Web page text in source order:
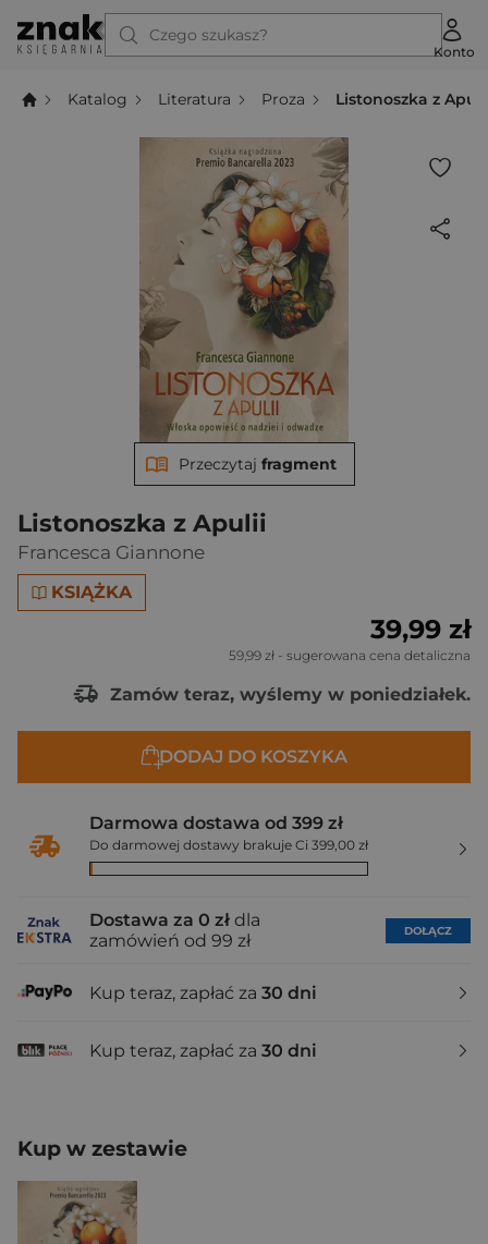
Czego szukasz?
Konto
Katalog Literatura Proza Listonoszka z
Listonoszka z Apulii
Francesca Giannone
KSIĄŻKA
Przeczytaj fragment
39,99 zł
59,99 zł - sugerowana cena detaliczna
Zamów teraz, wyślemy w poniedziałek.
DODAJ DO KOSZYKA
Darmowa dostawa od 399 zł
Do darmowej dostawy brakuje Ci 399,00 zł
Dostawa za 0 zł dla
zamówień od 99 zł
DOŁĄCZ
Kup teraz, zapłać za 30 dni
Kup teraz, zapłać za 30 dni
Kup w zestawie